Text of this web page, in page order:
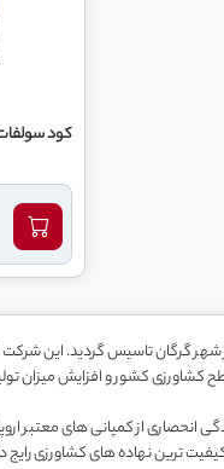
کود
کشور و افزایش میزان
ترین نهاده های کشاورزی رایج